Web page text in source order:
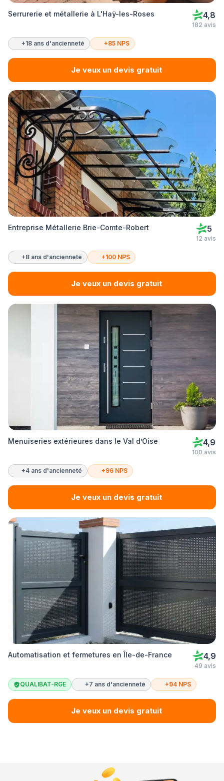
Serrurerie et métallerie à L'Haÿ-les-Roses 4,8
182 avis
+18 ans d'ancienneté +85 NPS
Je veux un devis gratuit
Entreprise Métallerie Brie-Comte-Robert 5
12 avis
+8 ans d'ancienneté +100 NPS
Je veux un devis gratuit
Menuiseries extérieures dans le Val d’Oise 4,9
100 avis
+4 ans d'ancienneté +96 NPS
Je veux un devis gratuit
Automatisation et fermetures en Île-de-France 4,9
49 avis
QUALIBAT-RGE +7 ans d'ancienneté +94 NPS
Je veux un devis gratuit